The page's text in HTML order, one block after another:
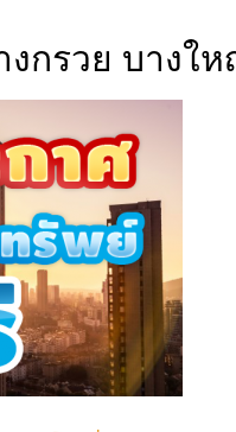
งกรวย บางใ